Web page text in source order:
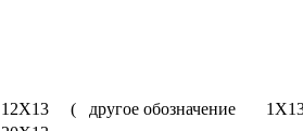
12Х13 ( другое обозначение